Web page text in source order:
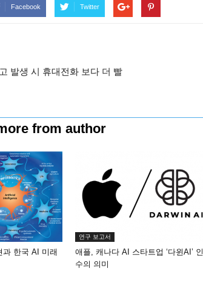
Facebook Twitter
발생 시 휴대전화 보다 더 빨
from author
과 한국 AI 미래
연구 보고서
애플, 캐나다 AI 스타트업 ‘다윈AI’ 인
수의 의미